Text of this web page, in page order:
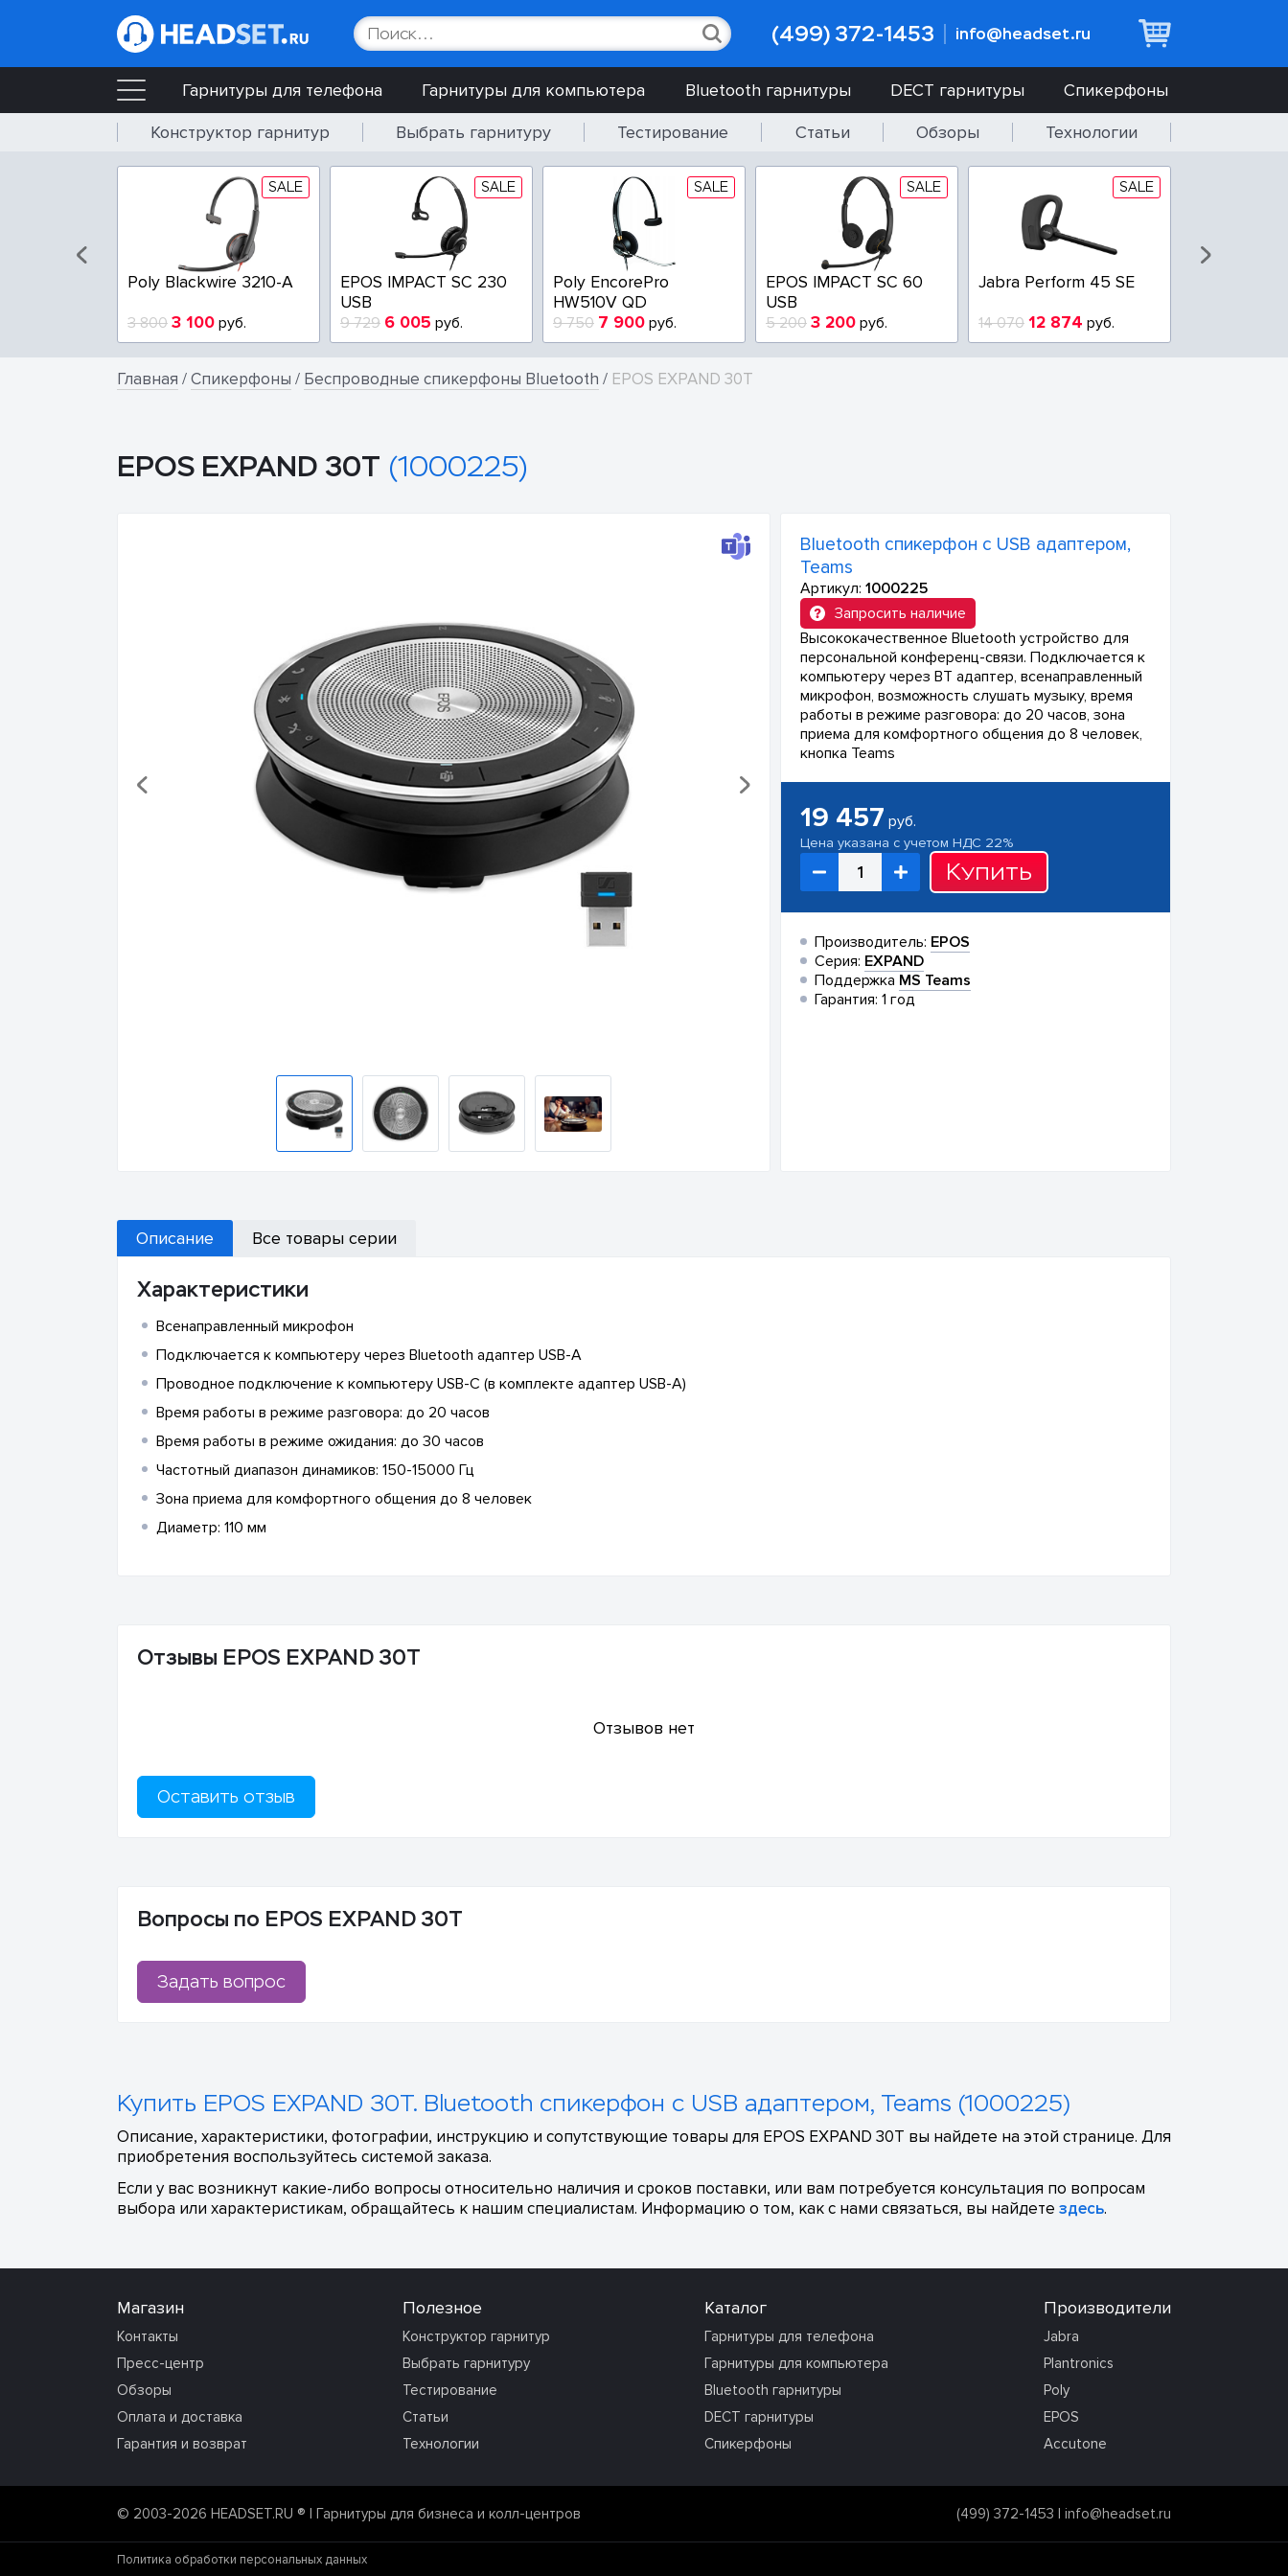
(499) 372-1453 info@headset.ru
Гарнитуры для телефона Гарнитуры для компьютера Bluetooth гарнитуры DECT гарнитуры
Спикерфоны
Конструктор гарнитур
Выбрать гарнитуру Тестирование Статьи Обзоры Технологии
SALE
Poly Blackwire 3210-A
3 800 3 100 руб.
SALE
EPOS IMPACT SC 230
USB
9 729 6 005 руб.
SALE
Poly EncorePro
HW510V QD
9 750 7 900 руб.
SALE
EPOS IMPACT SC 60
USB
5 200 3 200 руб.
SALE
Jabra Perform 45 SE
14 070 12 874 руб.
Главная /Спикерфоны / Беспроводные спикерфоны Bluetooth / EPOS EXPAND 30T
EPOS EXPAND 30T (1000225)
Bluetooth спикерфон с USB адаптером,
Teams
Артикул: 1000225
Запросить наличие
Высококачественное Bluetooth устройство для
персональной конференц-связи. Подключается к
компьютеру через BT адаптер, всенаправленный
микрофон, возможность слушать музыку, время
работы в режиме разговора: до 20 часов, зона
приема для комфортного общения до 8 человек,
кнопка Teams
19 457 руб.
Цена указана с учетом НДС 22%
Купить
Производитель: EPOS
Серия: EXPAND
Поддержка MS Teams
Гарантия: 1 год
Описание Все товары серии
Характеристики
Всенаправленный микрофон
Подключается к компьютеру через Bluetooth адаптер USB-A
Проводное подключение к компьютеру USB-C (в комплекте адаптер USB-A)
Время работы в режиме разговора: до 20 часов
Время работы в режиме ожидания: до 30 часов
Частотный диапазон динамиков: 150-15000 Гц
Зона приема для комфортного общения до 8 человек
Диаметр: 110 мм
Отзывы EPOS EXPAND 30T
Отзывов нет
Оставить отзыв
Вопросы по EPOS EXPAND 30T
Задать вопрос
Купить EPOS EXPAND 30T. Bluetooth спикерфон с USB адаптером, Teams (1000225)
Описание, характеристики, фотографии, инструкцию и сопутствующие товары для EPOS EXPAND 30T вы найдете на этой странице. Для
приобретения воспользуйтесь системой заказа.
Если у вас возникнут какие-либо вопросы относительно наличия и сроков поставки, или вам потребуется консультация по вопросам
выбора или характеристикам, обращайтесь к нашим специалистам. Информацию о том, как с нами связаться, вы найдете здесь.
Магазин
Контакты
Пресс-центр
Обзоры
Оплата и доставка
Гарантия и возврат
Полезное
Конструктор гарнитур
Выбрать гарнитуру
Тестирование
Статьи
Технологии
Каталог
Гарнитуры для телефона
Гарнитуры для компьютера
Bluetooth гарнитуры
DECT гарнитуры
Спикерфоны
Производители
Jabra
Plantronics
Poly
EPOS
Accutone
© 2003-2026 HEADSET.RU ® | Гарнитуры для бизнеса и колл-центров (499) 372-1453 info@headset.ru
Политика обработки персональных данных